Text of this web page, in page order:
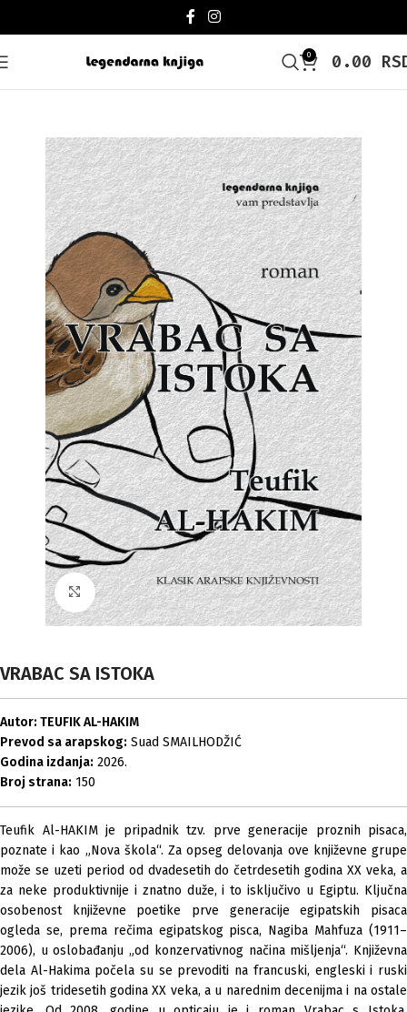
0 0.00
Click to enlarge
VRABAC SA ISTOKA
Autor: TEUFIK AL-HAKIM
Prevod sa arapskog: Suad SMAILHODŽIĆ
Godina izdanja: 2026.
Broj strana: 150
Teufik Al-HAKIM je pripadnik tzv. prve generacije proznih pisaca,
poznate i kao „Nova škola“. Za opseg delovanja ove književne grupe
može se uzeti period od dvadesetih do četrdesetih godina XX veka, a
za neke produktivnije i znatno duže, i to isključivo u Egiptu. Ključna
osobenost književne poetike prve generacije egipatskih pisaca
ogleda se, prema rečima egipatskog pisca, Nagiba Mahfuza (1911–
2006), u oslobađanju „od konzervativnog načina mišljenja“. Književna
dela Al-Hakima počela su se prevoditi na francuski, engleski i ruski
jezik još tridesetih godina XX veka, a u narednim decenijma i na ostale